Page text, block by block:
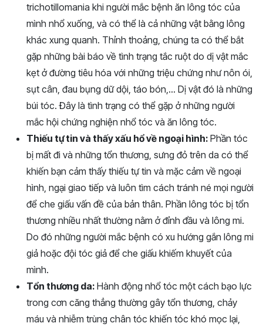
trichotillomania khi người mắc bệnh ăn lông tóc của
mình nhổ xuống, và có thể là cả những vật bằng lông
khác xung quanh. Thỉnh thoảng, chúng ta có thể bắt
gặp những bài báo về tình trạng tắc ruột do dị vật mắc
kẹt ở đường tiêu hóa với những triệu chứng như nôn ói,
sụt cân, đau bụng dữ dội, táo bón,… Dị vật đó là những
búi tóc. Đây là tình trạng có thể gặp ở những người
mắc hội chứng nghiện nhổ tóc và ăn lông tóc.
Thiếu tự tin và thấy xấu hổ về ngoại hình: Phần tóc
bị mất đi và những tổn thương, sưng đỏ trên da có thể
khiến bạn cảm thấy thiếu tự tin và mặc cảm về ngoại
hình, ngại giao tiếp và luôn tìm cách tránh né mọi người
để che giấu vấn đề của bản thân. Phần lông tóc bị tổn
thương nhiều nhất thường nằm ở đỉnh đầu và lông mi.
Do đó những người mắc bệnh có xu hướng gắn lông mi
giả hoặc đội tóc giả để che giấu khiếm khuyết của
mình.
Tổn thương da: Hành động nhổ tóc một cách bạo lực
trong cơn căng thẳng thường gây tổn thương, chảy
máu và nhiễm trùng chân tóc khiến tóc khó mọc lại,